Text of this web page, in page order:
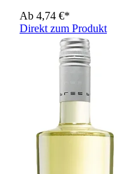
Ab 4,74 €*
Direkt zum Produkt